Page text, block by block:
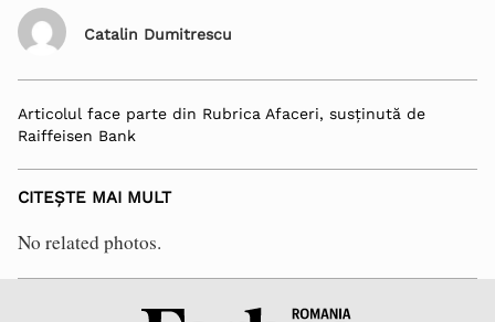
Catalin Dumitrescu
Articolul face parte din Rubrica Afaceri, susținută de
Raiffeisen Bank
CITEȘTE MAI MULT
No related photos.